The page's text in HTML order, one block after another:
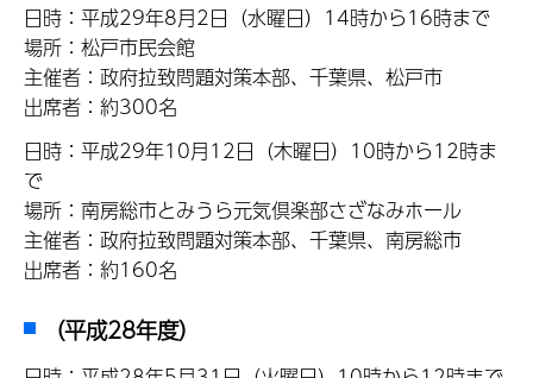
日時：平成29年8月2日（水曜日）14時から16時まで
場所：松戸市民会館
主催者：政府拉致問題対策本部、千葉県、松戸市
出席者：約300名
日時：平成29年10月12日（木曜日）10時から12時ま
で
場所：南房総市とみうら元気倶楽部さざなみホール
主催者：政府拉致問題対策本部、千葉県、南房総市
出席者：約160名
（平成28年度）